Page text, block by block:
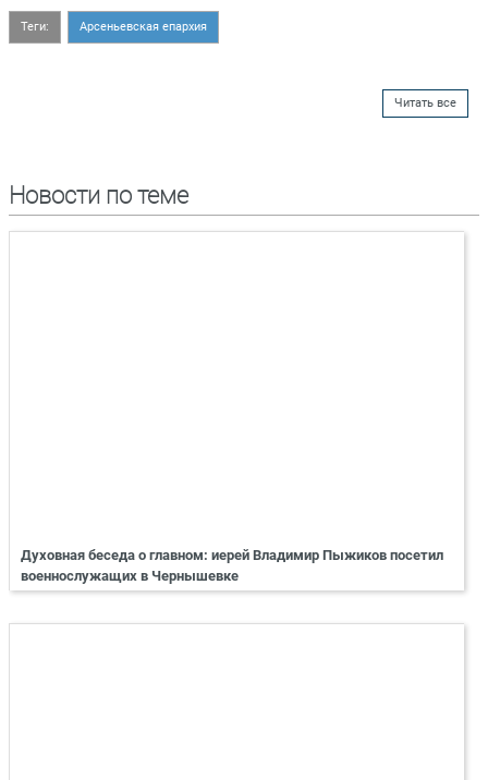
Теги: Арсеньевская епархия
Читать все
Новости по теме
Духовная беседа о главном: иерей Владимир Пыжиков посетил
военнослужащих в Чернышевке